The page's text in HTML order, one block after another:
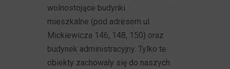
wolnostojące budynki
mieszkalne (pod adresem ul.
Mickiewicza 146, 148, 150) oraz
budynek administracyjny. Tylko te
obiekty zachowały się do naszych